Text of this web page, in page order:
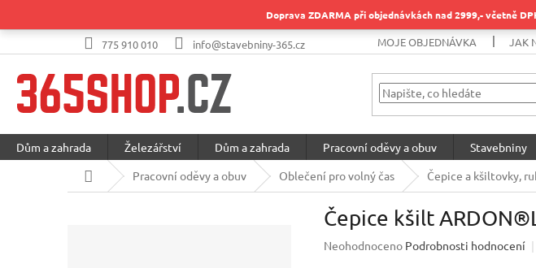
Doprava ZDARMA při objednávkách nad 2999,- včetně
775 910 010 info@stavebniny-365.cz MOJE OBJEDNÁVKA JAK
Dům a zahrada Železářství Dům a zahrada Pracovní oděvy a obuv Stavebniny
Domů
Pracovní oděvy a obuv Oblečení pro volný čas Čepice a kšiltovky,
Čepice kšilt
Průměrné
Neohodnoceno Podrobnosti hodnocení